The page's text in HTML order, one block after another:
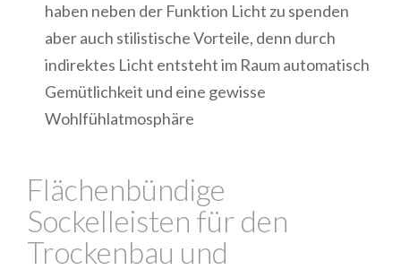
haben neben der Funktion Licht zu spenden
aber auch stilistische Vorteile, denn durch
indirektes Licht entsteht im Raum automatisch
Gemütlichkeit und eine gewisse
Wohlfühlatmosphäre
Flächenbündige
Sockelleisten für den
Trockenbau und